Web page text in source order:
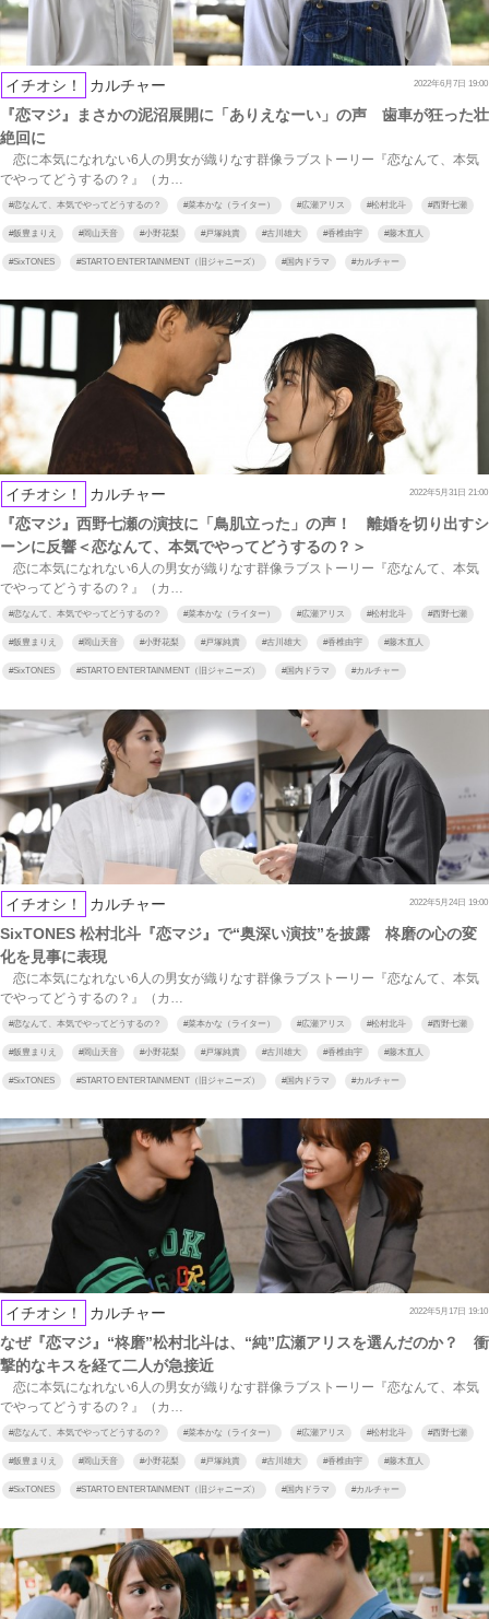
イチオシ！ カルチャー 2022年6月7日 19:00
『恋マジ』まさかの泥沼展開に「ありえなーい」の声 歯車が狂った壮
絶回に
恋に本気になれない6人の男女が織りなす群像ラブストーリー『恋なんて、本気
でやってどうするの？』（カ…
#恋なんて、本気でやってどうするの？ #菜本かな（ライター） #広瀬アリス #松村北斗 #西野七瀬
#飯豊まりえ #岡山天音 #小野花梨 #戸塚純貴 #古川雄大 #香椎由宇 #藤木直人
#SixTONES #STARTO ENTERTAINMENT（旧ジャニーズ） #国内ドラマ #カルチャー
イチオシ！ カルチャー 2022年5月31日 21:00
『恋マジ』西野七瀬の演技に「鳥肌立った」の声！ 離婚を切り出すシ
ーンに反響＜恋なんて、本気でやってどうするの？＞
恋に本気になれない6人の男女が織りなす群像ラブストーリー『恋なんて、本気
でやってどうするの？』（カ…
#恋なんて、本気でやってどうするの？ #菜本かな（ライター） #広瀬アリス #松村北斗 #西野七瀬
#飯豊まりえ #岡山天音 #小野花梨 #戸塚純貴 #古川雄大 #香椎由宇 #藤木直人
#SixTONES #STARTO ENTERTAINMENT（旧ジャニーズ） #国内ドラマ #カルチャー
イチオシ！ カルチャー 2022年5月24日 19:00
SixTONES 松村北斗『恋マジ』で“奥深い演技”を披露 柊磨の心の変
化を見事に表現
恋に本気になれない6人の男女が織りなす群像ラブストーリー『恋なんて、本気
でやってどうするの？』（カ…
#恋なんて、本気でやってどうするの？ #菜本かな（ライター） #広瀬アリス #松村北斗 #西野七瀬
#飯豊まりえ #岡山天音 #小野花梨 #戸塚純貴 #古川雄大 #香椎由宇 #藤木直人
#SixTONES #STARTO ENTERTAINMENT（旧ジャニーズ） #国内ドラマ #カルチャー
イチオシ！ カルチャー 2022年5月17日 19:10
なぜ『恋マジ』“柊磨”松村北斗は、“純”広瀬アリスを選んだのか？ 衝
撃的なキスを経て二人が急接近
恋に本気になれない6人の男女が織りなす群像ラブストーリー『恋なんて、本気
でやってどうするの？』（カ…
#恋なんて、本気でやってどうするの？ #菜本かな（ライター） #広瀬アリス #松村北斗 #西野七瀬
#飯豊まりえ #岡山天音 #小野花梨 #戸塚純貴 #古川雄大 #香椎由宇 #藤木直人
#SixTONES #STARTO ENTERTAINMENT（旧ジャニーズ） #国内ドラマ #カルチャー